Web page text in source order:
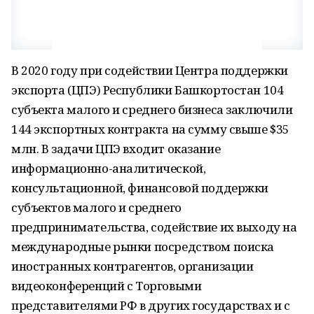
В 2020 году при содействии Центра поддержки
экспорта (ЦПЭ) Республики Башкортостан 104
субъекта малого и среднего бизнеса заключили
144 экспортных контракта на сумму свыше $35
млн. В задачи ЦПЭ входит оказание
информационно-аналитической,
консультационной, финансовой поддержки
субъектов малого и среднего
предпринимательства, содействие их выходу на
международные рынки посредством поиска
иностранных контрагентов, организации
видеоконференций с Торговыми
представителями РФ в других государствах и с